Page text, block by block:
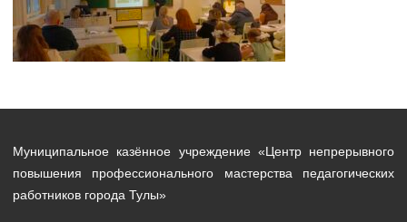
Муниципальное казённое учреждение «Центр непрерывного
повышения профессионального мастерства педагогических
работников города Тулы»